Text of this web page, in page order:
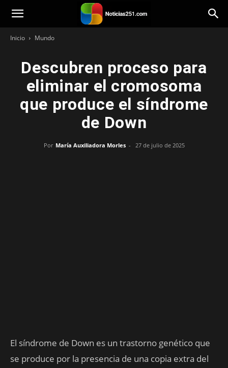
Noticias251
Inicio Mundo
Descubren proceso para
eliminar el cromosoma
que produce el síndrome
de Down
Por María Auxiliadora Morles - 27 de julio de 2025
El síndrome de Down es un trastorno genético que
se produce por la presencia de una copia extra del